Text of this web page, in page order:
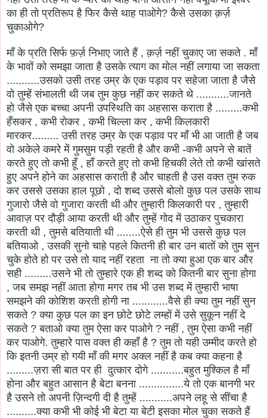
का ही तो प्रतिरूप है फिर कैसे थाह पाओगे? कैसे उसका क़र्ज़
चुकाओगे?
माँ के प्रति सिर्फ फ़र्ज़ निभाए जाते हैं , क़र्ज़ नहीं चुकाए जा सकते . माँ
के भावों को समझा जाता है उसके त्याग का मोल नहीं लगाया जा सकता
...........उसको उसी तरह उम्र के एक पड़ाव पर सहेजा जाता है जैसे
वो तुम्हें संभालती थी जब तुम कुछ नहीं कर सकते थे ...........जानते
हो जैसे एक बच्चा अपनी उपस्थिति का अहसास कराता है .........कभी
हँसकर , कभी रोकर , कभी चिल्ला कर , कभी किलकारी
मारकर......... उसी तरह उम्र के एक पड़ाव पर माँ भी आ जाती है जब
वो अकेले कमरे में गुमसुम पड़ी रहती है और कभी -कभी अपने से बातें
करते हुए तो कभी हूँ , हाँ करते हुए तो कभी हिचकी लेते तो कभी खांसते
हुए अपने होने का अहसास कराती है और चाहती है उस वक्त तुम रुक
कर उससे उसका हाल पूछो , दो शब्द उससे बोलो कुछ पल उसके साथ
गुजारो जैसे वो गुजारा करती थी और तुम्हारी किलकारी पर , तुम्हारी
आवाज़ पर दौड़ी आया करती थी और तुम्हें गोद में उठाकर पुचकारा
करती थी , तुमसे बतियाती थी ........ऐसे ही तुम भी उससे कुछ पल
बतियाओ , उसकी सुनो चाहे पहले कितनी ही बार उन बातों को तुम सुन
चुके होते हो पर उसे तो याद नहीं रहता ना तो क्या हुआ एक बार और
सही .........उसने भी तो तुम्हारे एक ही शब्द को कितनी बार सुना होगा
, जब समझ नहीं आता होगा मगर तब भी उस शब्द में तुम्हारी भाषा
समझने की कोशिश करती होगी ना ............वैसे ही क्या तुम नहीं सुन
सकते ? क्या कुछ पल का इन छोटे छोटे लम्हों में उसे सुकून नहीं दे
सकते ? बताओ क्या तुम ऐसा कर पाओगे ? नहीं , तुम ऐसा कभी नहीं
कर पाओगे. तुम्हारे पास वक्त ही कहाँ है ? तुम तो यही उम्मीद करते हो
कि इतनी उम्र हो गयी माँ की मगर अक्ल नहीं है कब क्या कहना है
.........ज़रा सी बात पर ही दुत्कार दोगे ...........बहुत मुश्किल है माँ
होना और बहुत आसान है बेटा बनना ...............ये तो एक बानगी भर
है उसने तो अपनी ज़िन्दगी दी है तुम्हें ...........अपने लहू से सींचा है
..........क्या कभी भी कोई भी बेटा या बेटी इसका मोल चुका सकते हैं